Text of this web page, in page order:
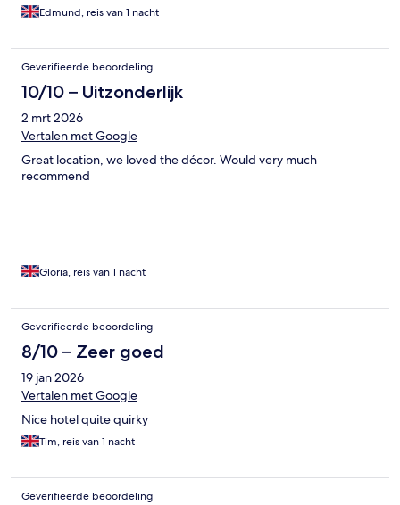
Edmund, reis van 1 nacht
Geverifieerde beoordeling
10/10 – Uitzonderlijk
2 mrt 2026
Vertalen met Google
Great location, we loved the décor. Would very much
recommend
Gloria, reis van 1 nacht
Geverifieerde beoordeling
8/10 – Zeer goed
19 jan 2026
Vertalen met Google
Nice hotel quite quirky
Tim, reis van 1 nacht
Geverifieerde beoordeling